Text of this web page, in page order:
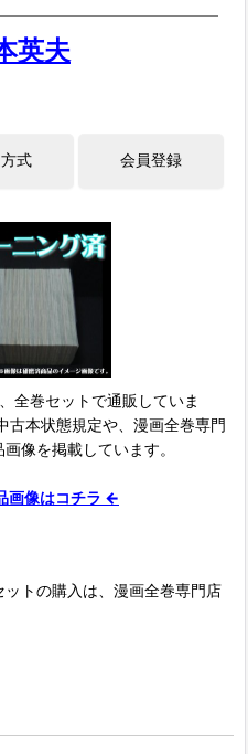
英夫
全巻セットで通販していま
古本状態規定や、漫画全巻専門
像を掲載しています。
画像はコチラ ←
トの購入は、漫画全巻専門店